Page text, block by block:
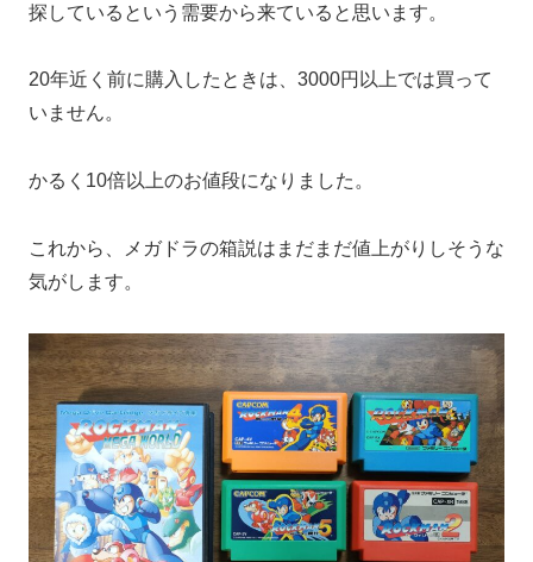
探しているという需要から来ていると思います。
20年近く前に購入したときは、3000円以上では買って
いません。
かるく10倍以上のお値段になりました。
これから、メガドラの箱説はまだまだ値上がりしそうな
気がします。